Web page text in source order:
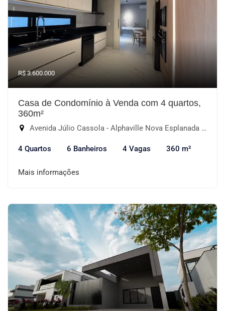
R$ 3.600.000
Casa de Condomínio à Venda com 4 quartos,
360m²
Avenida Júlio Cassola - Alphaville Nova Esplanada III, Votorantim-SP
4 Quartos 6 Banheiros 4 Vagas 360 m²
Mais informações